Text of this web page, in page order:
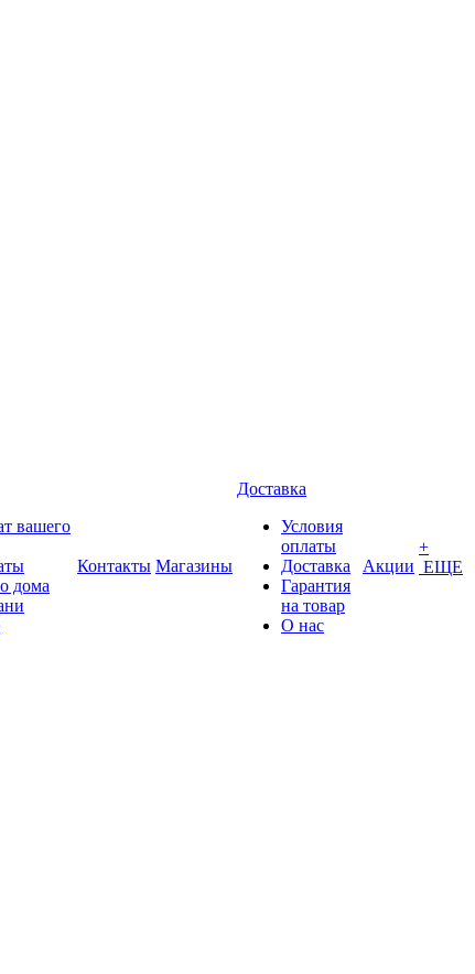
вашего
дома
Контакты Магазины
Доставка
Условия
оплаты
Доставка
Гарантия
на товар
О нас
Акции
+
ЕЩЕ